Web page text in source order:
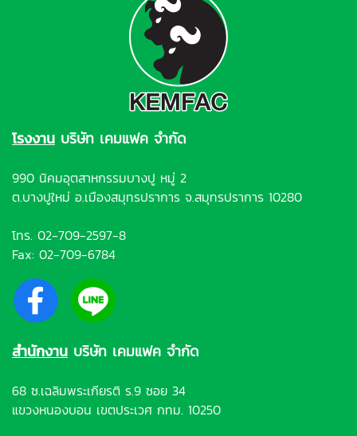
โรงงาน บริษัท เคมแฟค จำกัด
990 นิคมอุตสาหกรรมบางปู หมู่ 2
ต.บางปูใหม่ อ.เมืองสมุทรปราการ จ.สมุทรปราการ 10280
โทร. 02-709-2597-8
Fax: 02-709-6784
สำนักงาน บริษัท เคมแฟค จำกัด
68 ซ.เฉลิมพระเกียรติ ร.9 ซอย 34
แขวงหนองบอน เขตประเวศ กทม. 10250